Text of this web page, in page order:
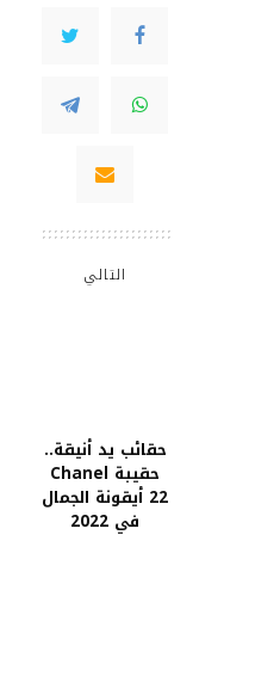
التالي
حقائب يد أنيقة..
حقيبة Chanel
22 أيقونة الجمال
في 2022